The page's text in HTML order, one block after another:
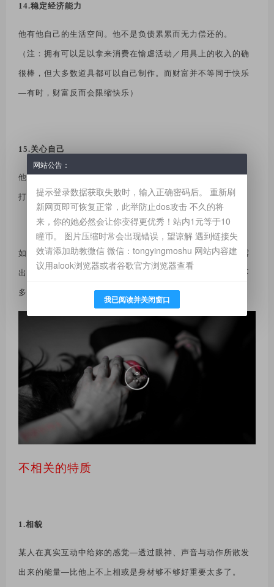
14.稳定经济能力
他有他自己的生活空间。他不是负债累累而无力偿还的。
（注：拥有可以足以拿来消费在愉虐活动／用具上的收入的确
很棒，但大多数道具都可以自己制作。而财富并不等同于快乐
—有时，财富反而会限缩快乐）
15.关心自己
他懂得照顾自己，包括维持正常的饮食、睡眠、运动、整洁、
打理仪容，以此类推。
如果妳遇上了一位拥有以上全部特质的绅士，而他又对妳表露
出兴趣…… 那就赶紧准备跪倒在他面前吧—这样的好男人可不
多见！
不相关的特质
1.相貌
某人在真实互动中给妳的感觉—透过眼神、声音与动作所散发
出来的能量— 比他上不上相或是身材够不够好重要太多了。
网站公告：
提示登录数据获取失败时，输入正确密码后。 重新刷
新网页即可恢复正常，此举防止dos攻击 不久的将
来，你的她必然会让你变得更优秀！站内1元等于10
瞳币。 图片压缩时常会出现错误，望谅解 遇到链接失
效请添加助教微信 微信：tongyingmoshu 网站内容建
议用alook浏览器或者谷歌官方浏览器查看
我已阅读并关闭窗口